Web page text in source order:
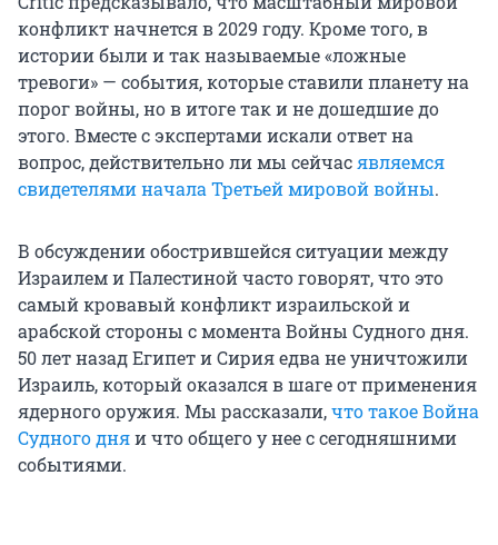
конфликт начнется в 2029 году. Кроме того, в
истории были и так называемые «ложные
тревоги» — события, которые ставили планету на
порог войны, но в итоге так и не дошедшие до
этого. Вместе с экспертами искали ответ на
вопрос, действительно ли мы сейчас являемся
свидетелями начала Третьей мировой войны.
В обсуждении обострившейся ситуации между
Израилем и Палестиной часто говорят, что это
самый кровавый конфликт израильской и
арабской стороны с момента Войны Судного дня.
50 лет назад Египет и Сирия едва не уничтожили
Израиль, который оказался в шаге от применения
ядерного оружия. Мы рассказали,что такое Война
Судного дняи что общего у нее с сегодняшними
событиями.